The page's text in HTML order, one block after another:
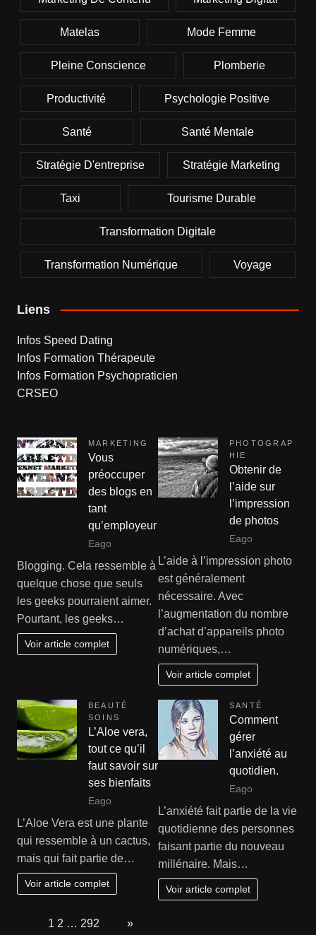
Matelas Mode Femme
Pleine Conscience Plomberie
Productivité Psychologie Positive
Santé Santé Mentale
Stratégie D'entreprise Stratégie Marketing
Taxi Tourisme Durable
Transformation Digitale
Transformation Numérique Voyage
Liens
Infos Speed Dating
Infos Formation Thérapeute
Infos Formation Psychopraticien
CRSEO
MARKETING
Vous
préoccuper
des blogs en
tant
qu’employeur
Eago
Blogging. Cela ressemble à
quelque chose que seuls
les geeks pourraient aimer.
Pourtant, les geeks…
Voir article complet
PHOTOGRAP
HIE
Obtenir de
l’aide sur
l’impression
de photos
Eago
L’aide à l’impression photo
est généralement
nécessaire. Avec
l’augmentation du nombre
d’achat d’appareils photo
numériques,…
Voir article complet
BEAUTÉ
SOINS
L’Aloe vera,
tout ce qu’il
faut savoir sur
ses bienfaits
Eago
L’Aloe Vera est une plante
qui ressemble à un cactus,
mais qui fait partie de…
Voir article complet
SANTÉ
Comment
gérer
l’anxiété au
quotidien.
Eago
L’anxiété fait partie de la vie
quotidienne des personnes
faisant partie du nouveau
millénaire. Mais…
Voir article complet
1 2 … 292 »